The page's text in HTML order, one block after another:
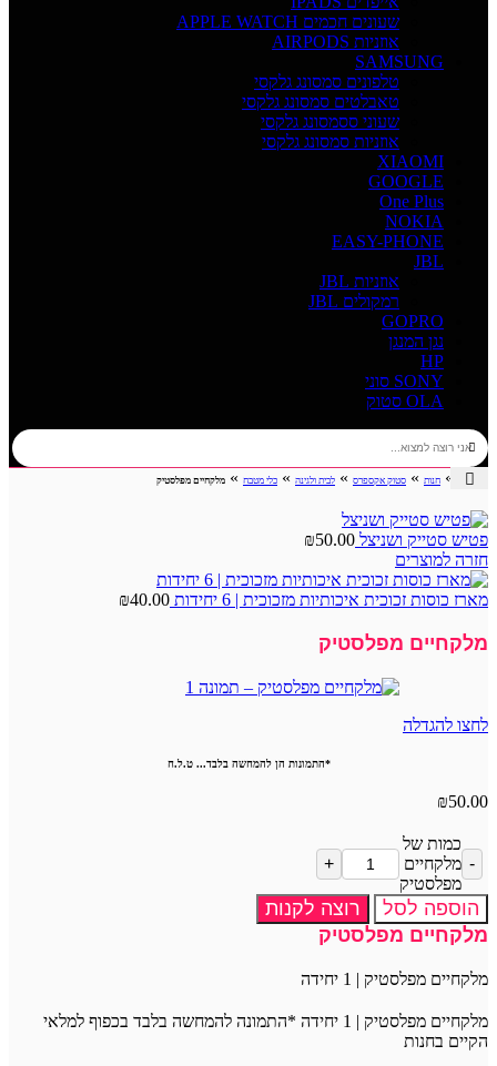
שעונים חכמים APPLE WATCH
אוזניות AIRPODS
SAMSUNG
טלפונים סמסונג גלקסי
טאבלטים סמסונג גלקסי
שעוני ססמסונג גלקסי
אוזניות סמסונג גלקסי
XIAOMI
GOOGLE
One Plus
NOKIA
EASY-PHONE
JBL
אוזניות JBL
רמקולים JBL
GOPRO
נגן המנגן
HP
SONY סוני
OLA סטוק
» חנות » סטוק אקספרס » לבית ולגינה » כלי מטבח » מלקחיים מפלסטיק
פטיש סטייק ושניצל ₪50.00
חזרה למוצרים
מארז כוסות זכוכית איכותיות מזכוכית | 6 יחידות ₪40.00
מלקחיים מפלסטיק
לחצו להגדלה
*התמונות הן להמחשה בלבד... ט.ל.ח
₪50.00
כמות של
מלקחיים
מפלסטיק
הוספה לסל
רוצה לקנות
מלקחיים מפלסטיק
מלקחיים מפלסטיק | 1 יחידה
מלקחיים מפלסטיק | 1 יחידה *התמונה להמחשה בלבד בכפוף למלאי
הקיים בחנות